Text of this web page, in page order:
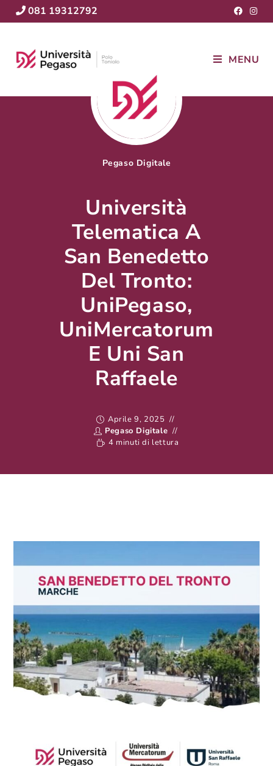
081 19312792
MENU
Pegaso Digitale
Università
Telematica A
San Benedetto
Del Tronto:
UniPegaso,
UniMercatorum
E Uni San
Raffaele
Aprile 9, 2025
Pegaso Digitale
4 minuti di lettura